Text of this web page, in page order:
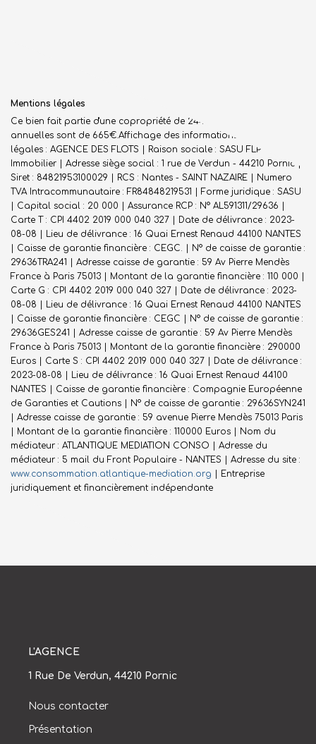
Mentions légales
Ce bien fait partie d'une copropriété de 244 lots.Les charges
annuelles sont de 665€.Affichage des informations
légales : AGENCE DES FLOTS | Raison sociale : SASU FLP
Immobilier | Adresse siège social : 1 rue de Verdun - 44210 Pornic |
Siret : 84821953100029 | RCS : Nantes - SAINT NAZAIRE | Numero
TVA Intracommunautaire : FR84848219531 | Forme juridique : SASU
| Capital social : 20 000 | Assurance RCP : N° AL591311/29636 |
Carte T : CPI 4402 2019 000 040 327 | Date de délivrance : 2023-
08-08 | Lieu de délivrance : 16 Quai Ernest Renaud 44100 NANTES
| Caisse de garantie financière : CEGC. | N° de caisse de garantie :
29636TRA241 | Adresse caisse de garantie : 59 Av Pierre Mendès
France à Paris 75013 | Montant de la garantie financière : 110 000 |
Carte G : CPI 4402 2019 000 040 327 | Date de délivrance : 2023-
08-08 | Lieu de délivrance : 16 Quai Ernest Renaud 44100 NANTES
| Caisse de garantie financière : CEGC | N° de caisse de garantie :
29636GES241 | Adresse caisse de garantie : 59 Av Pierre Mendès
France à Paris 75013 | Montant de la garantie financière : 290000
Euros | Carte S : CPI 4402 2019 000 040 327 | Date de délivrance :
2023-08-08 | Lieu de délivrance : 16 Quai Ernest Renaud 44100
NANTES | Caisse de garantie financière : Compagnie Européenne
de Garanties et Cautions | N° de caisse de garantie : 29636SYN241
| Adresse caisse de garantie : 59 avenue Pierre Mendès 75013 Paris
| Montant de la garantie financière : 110000 Euros | Nom du
médiateur : ATLANTIQUE MEDIATION CONSO | Adresse du
médiateur : 5 mail du Front Populaire - NANTES | Adresse du site :
www.consommation.atlantique-mediation.org | Entreprise
juridiquement et financièrement indépendante
L'AGENCE
1 Rue De Verdun, 44210 Pornic
Nous contacter
Présentation